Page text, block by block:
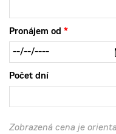
Pronájem od
Počet dní
Zobrazená cena je